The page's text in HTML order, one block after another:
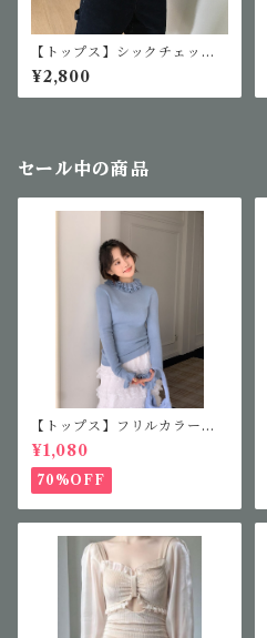
【トップス】シックチェック
シングルボタンシャツ
¥2,800
セール中の商品
【トップス】フリルカラーニ
ット
¥1,080
70%OFF